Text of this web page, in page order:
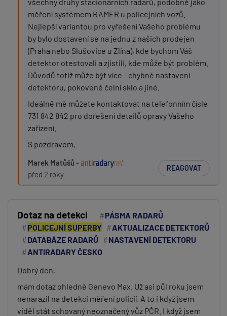
PŘIDAT PŘÍSPĚVEK
měření systémem RAMER u policejních vozů.
Nejlepší variantou pro vyřešení Vašeho problému
by bylo dostavení se na jednu z našich prodejen
(Praha nebo Slušovice u Zlína), kde bychom Váš
detektor otestovali a zjistili, kde může být problém.
Důvodů totiž může být více - chybné nastavení
detektoru, pokovené čelní sklo a jiné.
Ideálně mě můžete kontaktovat na telefonním čísle
731 842 842 pro dořešení detailů opravy Vašeho
zařízení.
S pozdravem,
Marek Matůšů -
před 2 roky
REAGOVAT
Dotaz na detekci
PÁSMA RADARŮ
POLICEJNÍ SUPERBY
AKTUALIZACE DETEKTORŮ
DATABÁZE RADARŮ
NASTAVENÍ DETEKTORU
ANTIRADARY ČESKO
Dobrý den,
mám dotaz ohledně Genevo Max. Už asi půl roku jsem
nenarazil na detekci měření policií. A to i když jsem
viděl stát schovaný neoznačený vůz PČR. I když jsem